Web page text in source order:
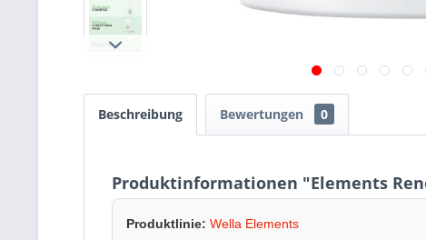
Beschreibung Bewertungen 0
Produktinformationen "Elements
Produktlinie: Wella Elements